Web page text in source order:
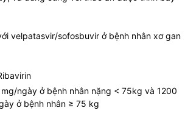
velpatasvir/sofosbuvir ở bệnh nhân xơ gan
ngày ở bệnh nhân nặng < 75kg và 1200
ở bệnh nhân ≥ 75 kg